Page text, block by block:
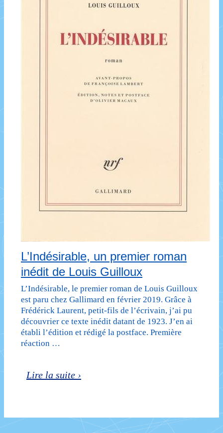
L’Indésirable, un premier roman
inédit de Louis Guilloux
L’Indésirable, le premier roman de Louis Guilloux
est paru chez Gallimard en février 2019. Grâce à
Frédérick Laurent, petit-fils de l’écrivain, j’ai pu
découvrier ce texte inédit datant de 1923. J’en ai
établi l’édition et rédigé la postface. Première
réaction …
L’Indésirable,
Lire la suite ›